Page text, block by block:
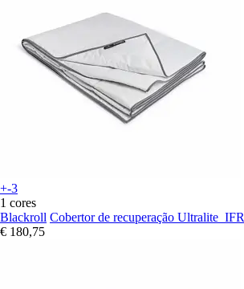
+-3
1 cores
Blackroll Cobertor de recuperação Ultralite_IFR
€ 180,75